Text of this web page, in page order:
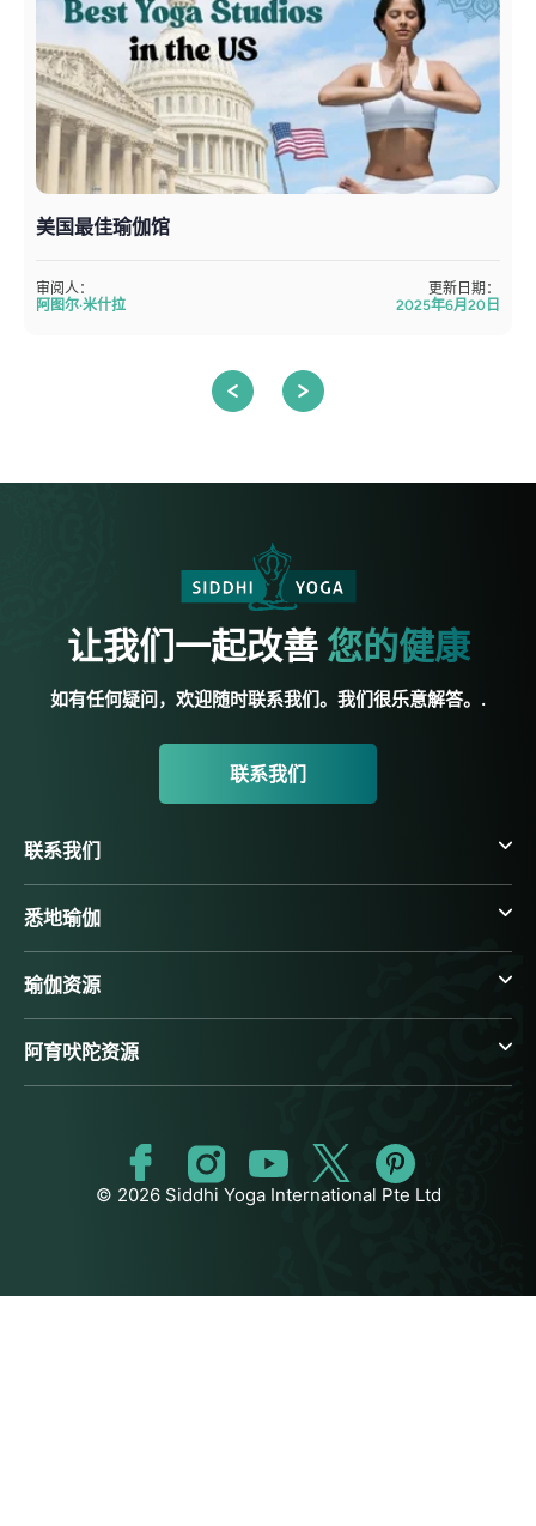
美国最佳瑜伽馆
审阅人：
阿图尔·米什拉
更新日期：
2025年6月20日
让我们一起改善 您的健康
如有任何疑问，欢迎随时联系我们。我们很乐意解答。.
联系我们
联系我们
悉地瑜伽
瑜伽资源
阿育吠陀资源
© 2026 Siddhi Yoga International Pte Ltd